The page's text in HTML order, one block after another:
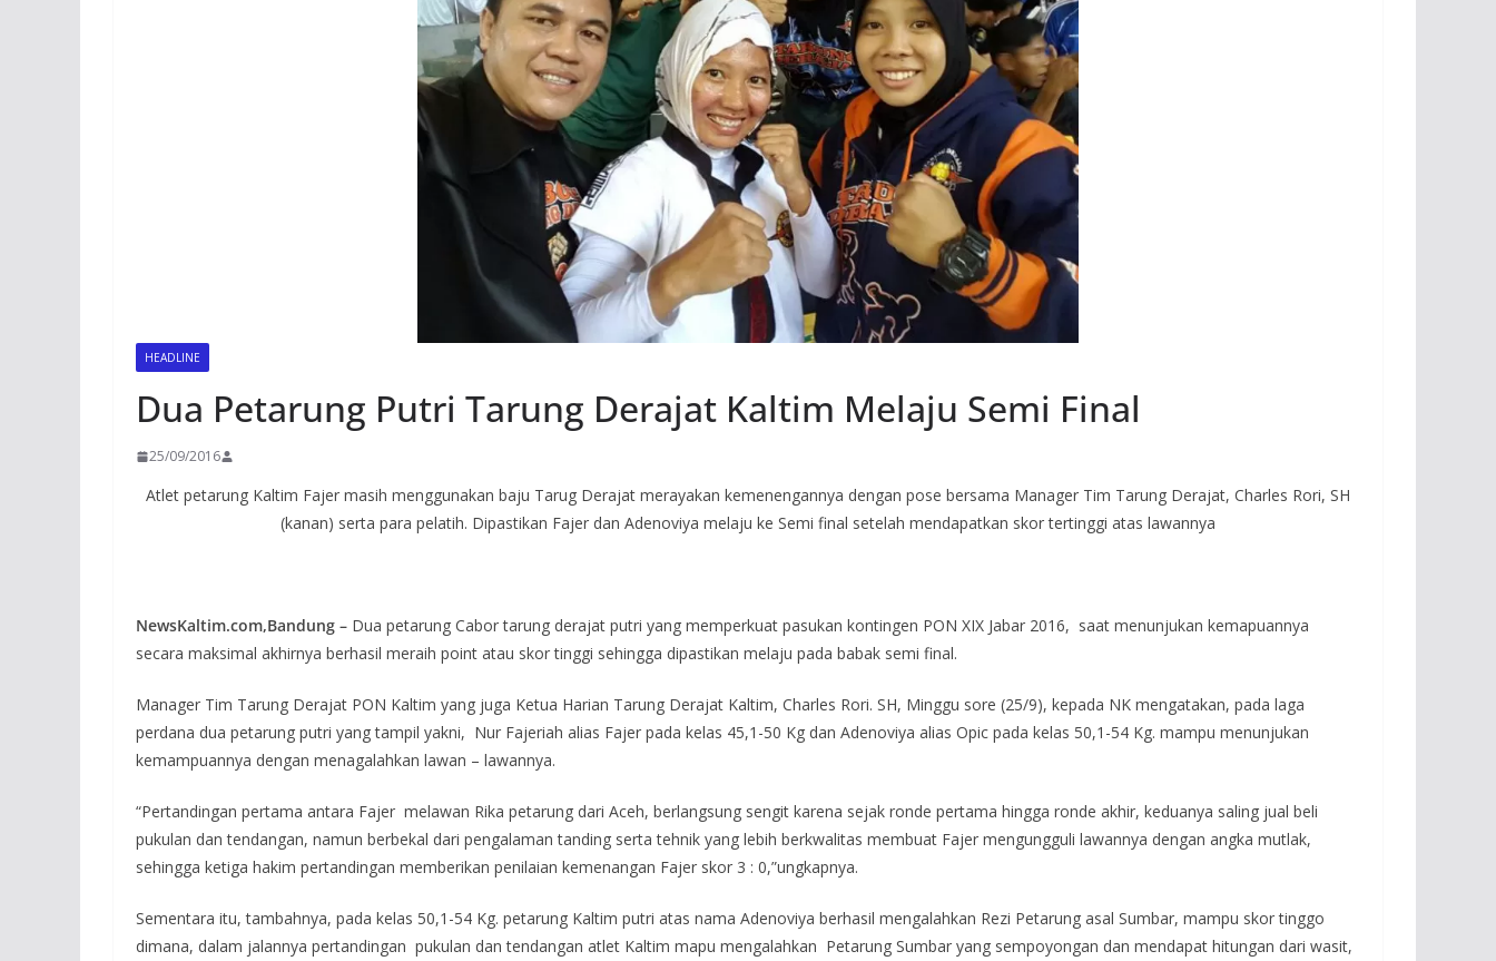
HEADLINE
Dua Petarung Putri Tarung Derajat Kaltim Melaju Semi Final
25/09/2016
Atlet petarung Kaltim Fajer masih menggunakan baju Tarug Derajat merayakan kemenengannya dengan pose bersama Manager Tim Tarung Derajat, Charles Rori, SH
(kanan) serta para pelatih. Dipastikan Fajer dan Adenoviya melaju ke Semi final setelah mendapatkan skor tertinggi atas lawannya
NewsKaltim.com,Bandung – Dua petarung Cabor tarung derajat putri yang memperkuat pasukan kontingen PON XIX Jabar 2016, saat menunjukan kemapuannya
secara maksimal akhirnya berhasil meraih point atau skor tinggi sehingga dipastikan melaju pada babak semi final.
Manager Tim Tarung Derajat PON Kaltim yang juga Ketua Harian Tarung Derajat Kaltim, Charles Rori. SH, Minggu sore (25/9), kepada NK mengatakan, pada laga
perdana dua petarung putri yang tampil yakni, Nur Fajeriah alias Fajer pada kelas 45,1-50 Kg dan Adenoviya alias Opic pada kelas 50,1-54 Kg. mampu menunjukan
kemampuannya dengan menagalahkan lawan – lawannya.
“Pertandingan pertama antara Fajer melawan Rika petarung dari Aceh, berlangsung sengit karena sejak ronde pertama hingga ronde akhir, keduanya saling jual beli
pukulan dan tendangan, namun berbekal dari pengalaman tanding serta tehnik yang lebih berkwalitas membuat Fajer mengungguli lawannya dengan angka mutlak,
sehingga ketiga hakim pertandingan memberikan penilaian kemenangan Fajer skor 3 : 0,”ungkapnya.
Sementara itu, tambahnya, pada kelas 50,1-54 Kg. petarung Kaltim putri atas nama Adenoviya berhasil mengalahkan Rezi Petarung asal Sumbar, mampu skor tinggo
dimana, dalam jalannya pertandingan pukulan dan tendangan atlet Kaltim mapu mengalahkan Petarung Sumbar yang sempoyongan dan mendapat hitungan dari wasit,